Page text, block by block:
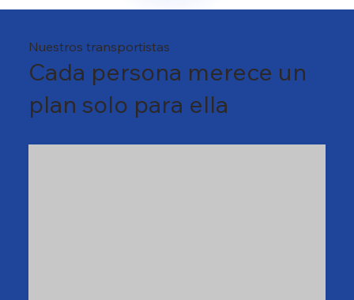
Nuestros transportistas
Cada persona merece un
plan solo para ella